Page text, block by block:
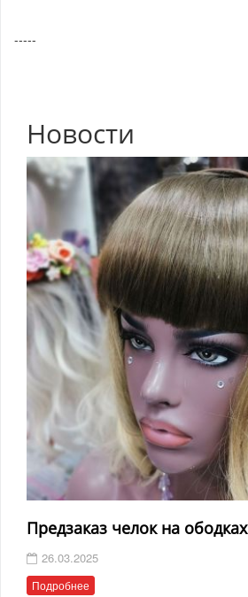
-----
Новости
Предзаказ челок на ободках
26.03.2025
Подробнее